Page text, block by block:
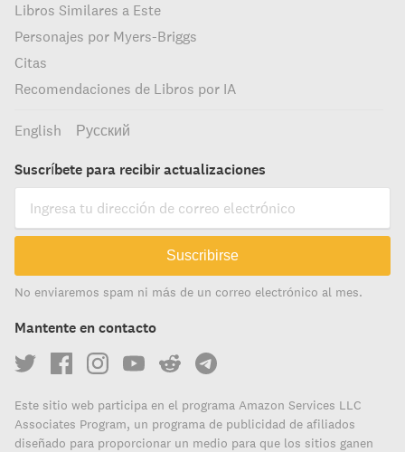
Libros Similares a Este
Personajes por Myers-Briggs
Citas
Recomendaciones de Libros por IA
English Русский
Suscríbete para recibir actualizaciones
Suscribirse
No enviaremos spam ni más de un correo electrónico al mes.
Mantente en contacto
Este sitio web participa en el programa Amazon Services LLC
Associates Program, un programa de publicidad de afiliados
diseñado para proporcionar un medio para que los sitios ganen